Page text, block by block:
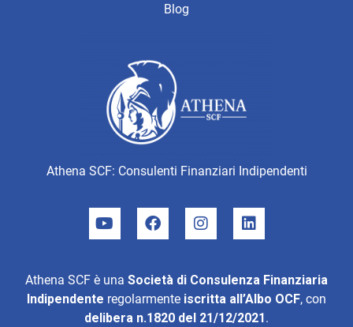
Athena SCF: Consulenti Finanziari Indipendenti
Blog
Athena SCF è una Società di Consulenza Finanziaria
Indipendente regolarmente iscritta all’Albo OCF, con
delibera n.1820 del 21/12/2021 .